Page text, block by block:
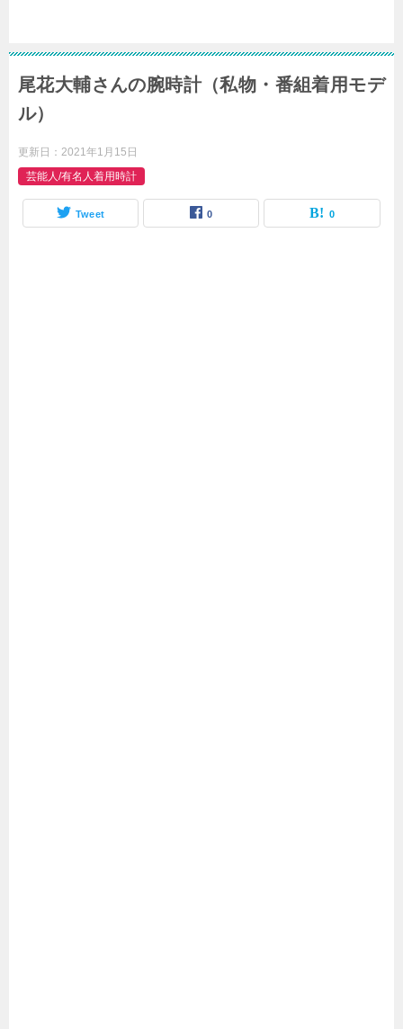
尾花大輔さんの腕時計（私物・番組着用モデ
ル）
更新日： 2021年1月15日
芸能人/有名人着用時計
Tweet 0 0